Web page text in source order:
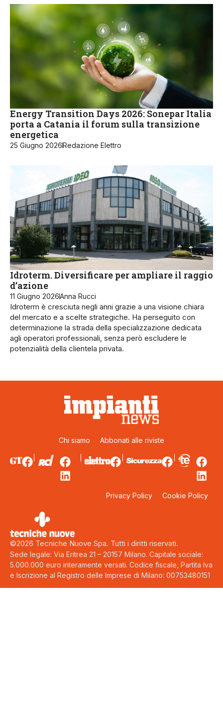
Energy Transition Days 2026: Sonepar Italia
porta a Catania il forum sulla transizione
energetica
25 Giugno 2026Redazione Elettro
Idroterm. Diversificare per ampliare il raggio
d’azione
11 Giugno 2026Anna Rucci
Idroterm è cresciuta negli anni grazie a una visione chiara
del mercato e a scelte strategiche. Ha perseguito con
determinazione la strada della specializzazione dedicata
agli operatori professionali, senza però escludere le
potenzialità della clientela privata.
Chi siamo Abbonati alle riviste
Privacy Policy Cookie Policy
©2026 Tecniche Nuove Spa. Tutti i diritti riservati.
Sede legale: Via Eritrea 21 – 20157 Milano. Capitale sociale:
5.000.000 euro interamente versati. Codice fiscale, Partita Iva
e Iscrizione al Registro delle Imprese di Milano: 00753480151